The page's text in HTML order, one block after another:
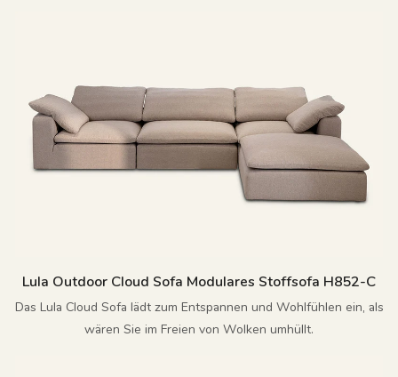
Lula Outdoor Cloud Sofa Modulares Stoffsofa H852-C
Das Lula Cloud Sofa lädt zum Entspannen und Wohlfühlen ein, als
wären Sie im Freien von Wolken umhüllt.